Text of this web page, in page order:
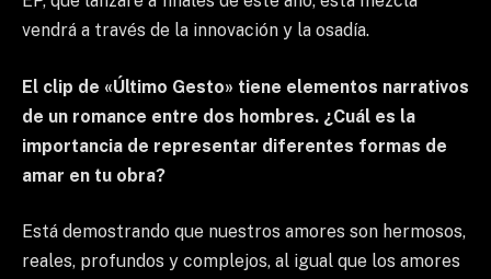
vendrá a través de la innovación y la osadía.
El clip de «Último Gesto» tiene elementos narrativos
de un romance entre dos hombres. ¿Cuál es la
importancia de representar diferentes formas de
amar en tu obra?
Está demostrando que nuestros amores son hermosos,
reales, profundos y complejos, al igual que los amores